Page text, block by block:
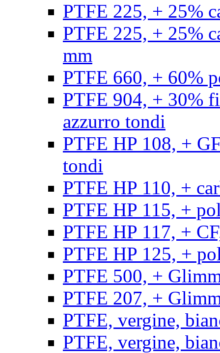
PTFE 225, + 25%
PTFE 225, + 25%
mm
PTFE 660, + 60%
PTFE 904, + 30%
azzurro tondi
PTFE HP 108, +
tondi
PTFE HP 110, +
PTFE HP 115, +
PTFE HP 117, +
PTFE HP 125, +
PTFE 500, +
PTFE 207, +
PTFE, vergine,
PTFE, vergine,